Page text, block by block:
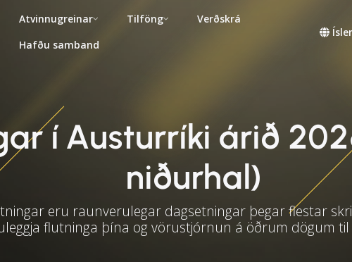
Atvinnugreinar Tilföng
Verðskrá
Hafðu samband
í Austurríki árið
niðurhal)
eru raunverulegar dagsetningar þegar flestar
flutninga þína og vörustjórnun á öðrum dögum